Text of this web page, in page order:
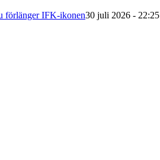
förlänger IFK-ikonen30 juli 2026 - 22:25